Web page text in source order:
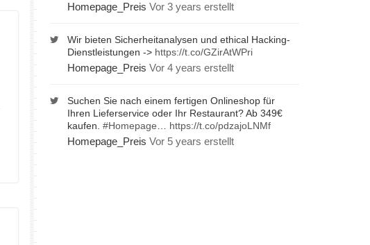
Homepage_Preis Vor 3 years erstellt
Wir bieten Sicherheitanalysen und ethical Hacking-
Dienstleistungen -> https://t.co/GZirAtWPri
Homepage_Preis Vor 4 years erstellt
Suchen Sie nach einem fertigen Onlineshop für
Ihren Lieferservice oder Ihr Restaurant? Ab 349€
kaufen. #Homepage https://t.co/pdzajoLNMf
Homepage_Preis Vor 5 years erstellt